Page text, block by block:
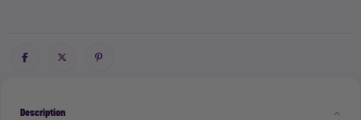
Description